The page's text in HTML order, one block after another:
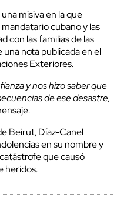
misiva en la que
cubano y las
con las familias de las
nota publicada en el
Exteriores.
y nos hizo saber que
de ese desastre,
Beirut, Díaz-Canel
en su nombre y
que causó
heridos.